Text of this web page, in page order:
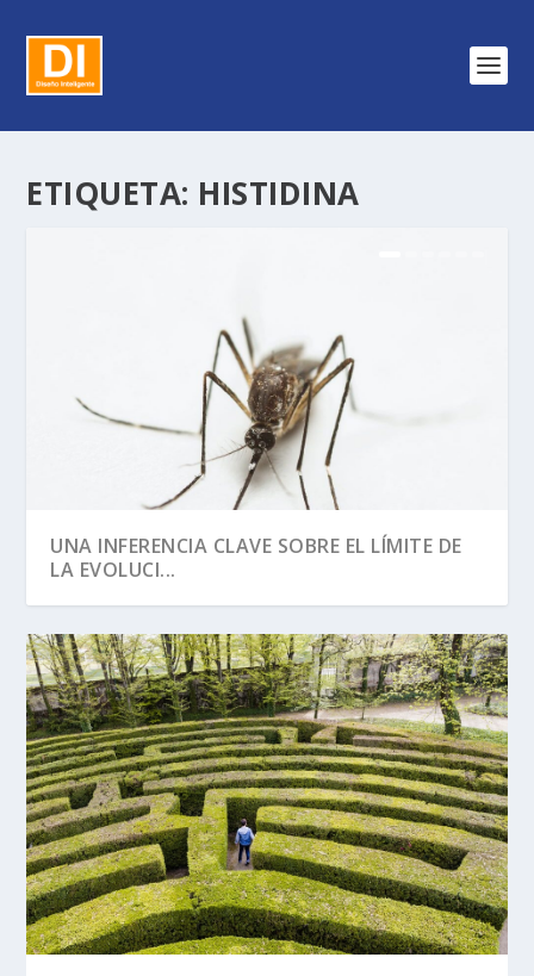
ETIQUETA: HISTIDINA
UNA INFERENCIA CLAVE SOBRE EL LÍMITE DE
LA EVOLUCI...
SEGÚN RICHARD DAWKINS, EL ÁRBOL DE LA
VIDA TIENE U...
DAWKINS Y EL DÍA DE DARWIN:
DISTINGUIENDO LA REALI...
EVOLUCIÓN DE LA INFORMACIÓN BIOLÓGICA:
LA DEFINICI...
LA VIDA ES LO MÁS ANTINATURAL DEL
UNIVERSO.
¡CREAMOS LA VIDA! EH, ESPERA UN
MOMENTO…